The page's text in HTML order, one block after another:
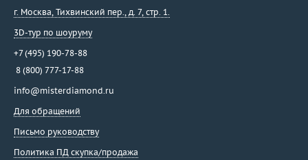
Dario & Pietro
De Beers
De Dears
De Grisogono
Delfina Delettrez
Della Riva
Di Modolo
Diamanti
г. Москва Тихвинский пер., д. 7, стр. 1.
3D-тур по шоуруму
+7 (495) 190-78-88
8 (800) 777-17-88
info@misterdiamond.ru
Для обращений
Письмо руководству
Политика ПД скупка/продажа